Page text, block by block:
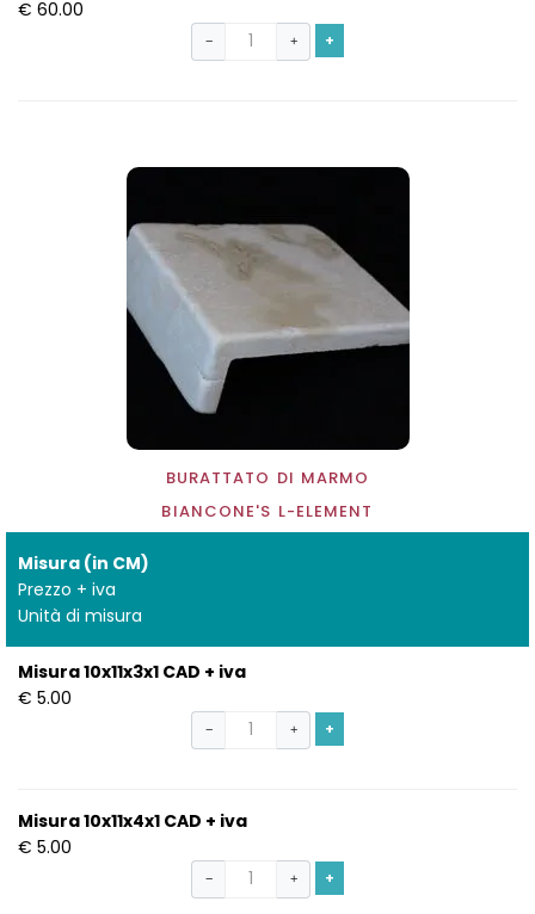
€ 60.00
− + +
BURATTATO DI MARMO
BIANCONE'S L-ELEMENT
Misura (in CM)
Prezzo + iva
Unità di misura
Misura 10x11x3x1 CAD + iva
€ 5.00
− + +
Misura 10x11x4x1 CAD + iva
€ 5.00
− + +